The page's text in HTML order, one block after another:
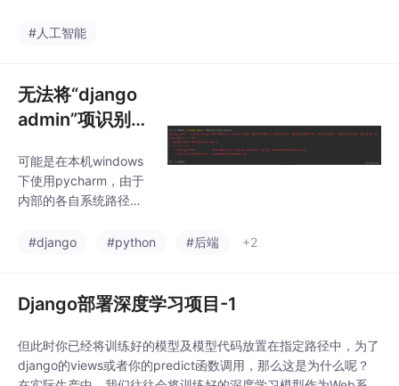
显著提升系统性能。研究指出，未来技术将向轻量化模型、多模态
#人工智能
无法将“django
admin”项识别为
脚本文件或可运
行程序的名称问
可能是在本机windows
下使用pycharm，由于
内部的各自系统路径限
的命令行终端中成功创
各种相关命令，可以尝
试解决本机pycharm中
的python运行环境问
题，可参考以下。djan
go的确已经安装。可导
#django #python #后端 +2
Django部署深度学习项目-1
但此时你已经将训练好的模型及模型代码放置在指定路径中，为了
django的views或者你的predict函数调用，那么这是为什么呢？